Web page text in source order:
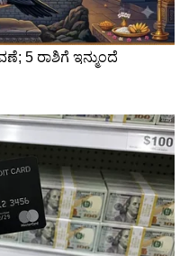
ನನ್ನ ಹೃದಯಕ್ಕೆ
ನಂತರ ಕೃನಾಲ್
ಕಾಲ ಆಡಿದ್ದೇನೆ. ಈ
ನನ್ನ ಅದೃಷ್ಟ,"